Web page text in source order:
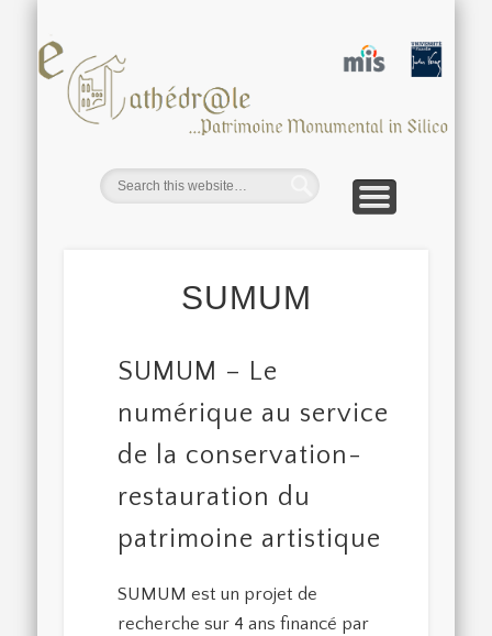
SUMUM
SUMUM – Le
numérique au service
de la conservation-
restauration du
patrimoine artistique
SUMUM est un projet de
recherche sur 4 ans financé par